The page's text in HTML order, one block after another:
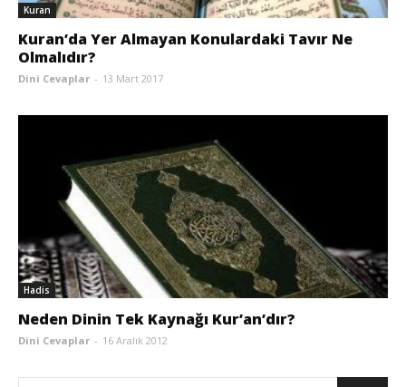
Kuran
Kuran’da Yer Almayan Konulardaki Tavır Ne
Olmalıdır?
Dini Cevaplar - 13 Mart 2017
Hadis
Neden Dinin Tek Kaynağı Kur’an’dır?
Dini Cevaplar - 16 Aralık 2012